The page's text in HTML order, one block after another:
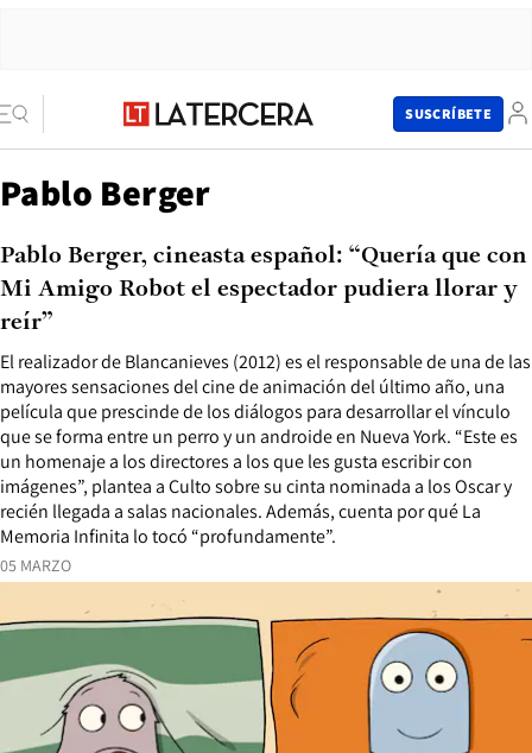
SUSCRÍBETE
Pablo Berger
05 MARZO
El realizador de Blancanieves (2012) es el responsable de una de las
mayores sensaciones del cine de animación del último año, una
película que prescinde de los diálogos para desarrollar el vínculo
que se forma entre un perro y un androide en Nueva York. “Este es
un homenaje a los directores a los que les gusta escribir con
imágenes”, plantea a Culto sobre su cinta nominada a los Oscar y
recién llegada a salas nacionales. Además, cuenta por qué La
Memoria Infinita lo tocó “profundamente”.
Pablo Berger, cineasta español: “Quería que con
Mi Amigo Robot el espectador pudiera llorar y
reír”